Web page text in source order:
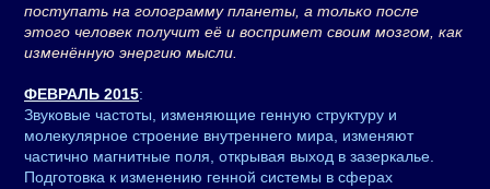
поступать на голограмму планеты, а только после
этого человек получит её и воспримет своим мозгом, как
изменённую энергию мысли.
ФЕВРАЛЬ 2015:
Звуковые частоты, изменяющие генную структуру и
молекулярное строение внутреннего мира, изменяют
частично магнитные поля, открывая выход в зазеркалье.
Подготовка к изменению генной системы в сферах